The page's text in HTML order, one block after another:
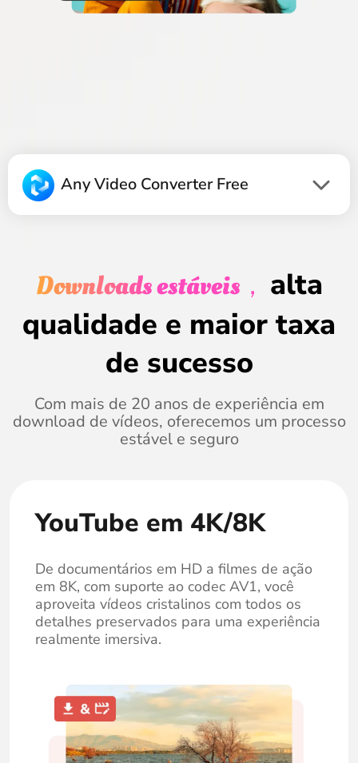
Any Video Converter Free
Downloads estáveis， alta
qualidade e maior taxa
de sucesso
Com mais de 20 anos de experiência em
download de vídeos, oferecemos um processo
estável e seguro
YouTube em 4K/8K
De documentários em HD a filmes de ação
em 8K, com suporte ao codec AV1, você
aproveita vídeos cristalinos com todos os
detalhes preservados para uma experiência
realmente imersiva.